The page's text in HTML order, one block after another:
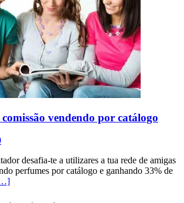
vendendo por catálogo
desafia-te a utilizares a tua rede de amigas
perfumes por catálogo e ganhando 33% de